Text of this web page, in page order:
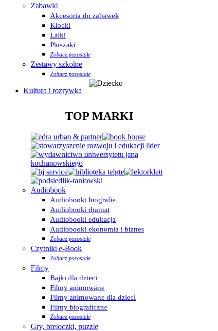
Zabawki
Akcesoria do zabawek
Klocki
Lalki
Pluszaki
Zobacz pozostałe
Zestawy szkolne
Zobacz pozostałe
Kultura i rozrywka
TOP MARKI
Audiobook
Audiobooki biografie
Audiobooki dramat
Audiobooki edukacja
Audiobooki ekonomia i biznes
Zobacz pozostałe
Czytniki e-Book
Zobacz pozostałe
Filmy
Bajki dla dzieci
Filmy animowane
Filmy animowane dla dzieci
Filmy biograficzne
Zobacz pozostałe
Gry, breloczki, puzzle